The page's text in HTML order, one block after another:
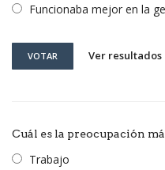
Funcionaba mejor en la
VOTAR Ver resultados
Cuál es la preocupación
Trabajo